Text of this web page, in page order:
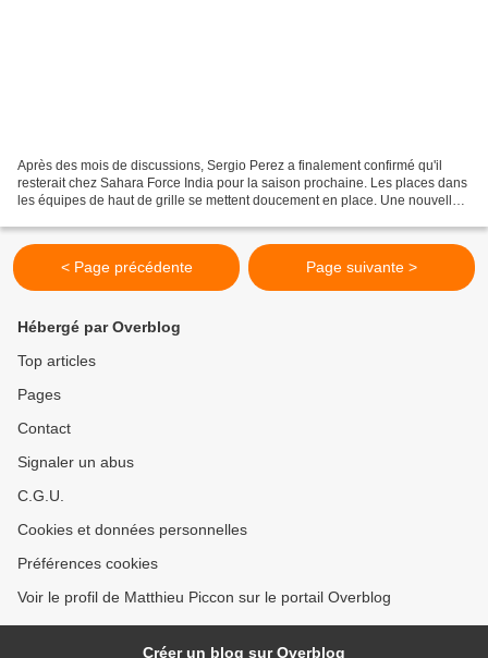
Après des mois de discussions, Sergio Perez a finalement confirmé qu'il
resterait chez Sahara Force India pour la saison prochaine. Les places dans
les équipes de haut de grille se mettent doucement en place. Une nouvelle
< Page précédente Page suivante >
Hébergé par Overblog
Top articles
Pages
Contact
Signaler un abus
C.G.U.
Cookies et données personnelles
Préférences cookies
Voir le profil de Matthieu Piccon sur le portail Overblog
Créer un blog sur Overblog